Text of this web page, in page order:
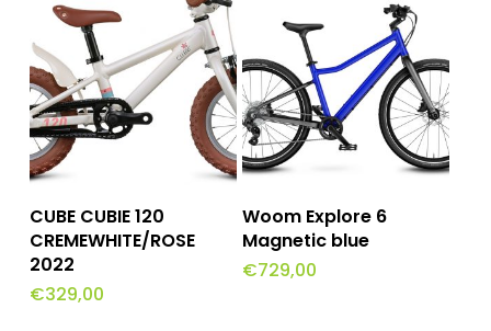
Toevoegen Aan
Winkelwagen
CUBE CUBIE 120
CREMEWHITE/ROSE
2022
€329,00
Toevoegen Aan
Winkelwagen
Woom Explore 6
Magnetic blue
€729,00